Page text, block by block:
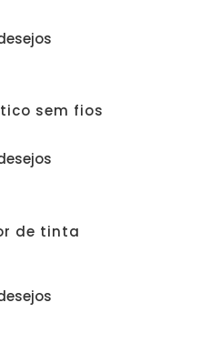
sem fios
de tinta